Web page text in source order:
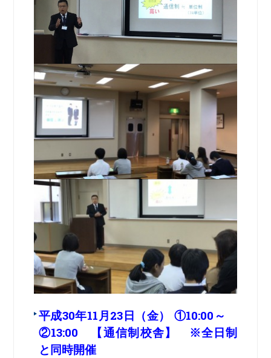
平成30年11月23日（金） ①10:00～
②13:00 【通信制校舎】 ※全日制
と同時開催